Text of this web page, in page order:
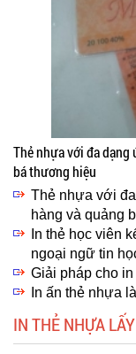
Thẻ nhựa với đa dạng
bá thương hiệu
Thẻ nhựa với
hàng và quảng
In thẻ học viên
ngoại ngữ tin
Giải pháp cho
In ấn thẻ nhựa
IN THẺ NHỰA